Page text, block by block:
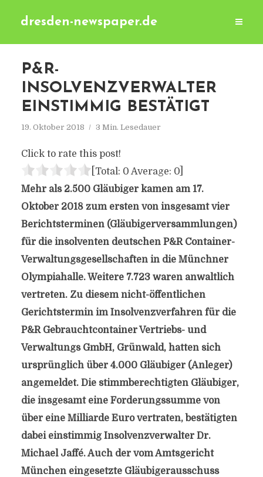
dresden-newspaper.de
P&R-
INSOLVENZVERWALTER
EINSTIMMIG BESTÄTIGT
19. Oktober 2018 3 Min. Lesedauer
Click to rate this post!
[Total: 0 Average: 0]
Mehr als 2.500 Gläubiger kamen am 17.
Oktober 2018 zum ersten von insgesamt vier
Berichtsterminen (Gläubigerversammlungen)
für die insolventen deutschen P&R Container-
Verwaltungsgesellschaften in die Münchner
Olympiahalle. Weitere 7.723 waren anwaltlich
vertreten. Zu diesem nicht-öffentlichen
Gerichtstermin im Insolvenzverfahren für die
P&R Gebrauchtcontainer Vertriebs- und
Verwaltungs GmbH, Grünwald, hatten sich
ursprünglich über 4.000 Gläubiger (Anleger)
angemeldet. Die stimmberechtigten Gläubiger,
die insgesamt eine Forderungssumme von
über eine Milliarde Euro vertraten, bestätigten
dabei einstimmig Insolvenzverwalter Dr.
Michael Jaffé. Auch der vom Amtsgericht
München eingesetzte Gläubigerausschuss